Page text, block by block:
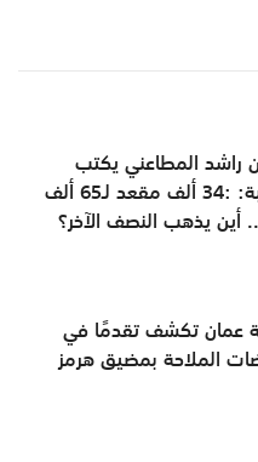
راشد المطاعني يكتب
للشبيبة: :34 ألف مقعد لـ65 ألف
أين يذهب النصف الآخر؟
عمان تكشف تقدمًا في
الملاحة بمضيق هرمز